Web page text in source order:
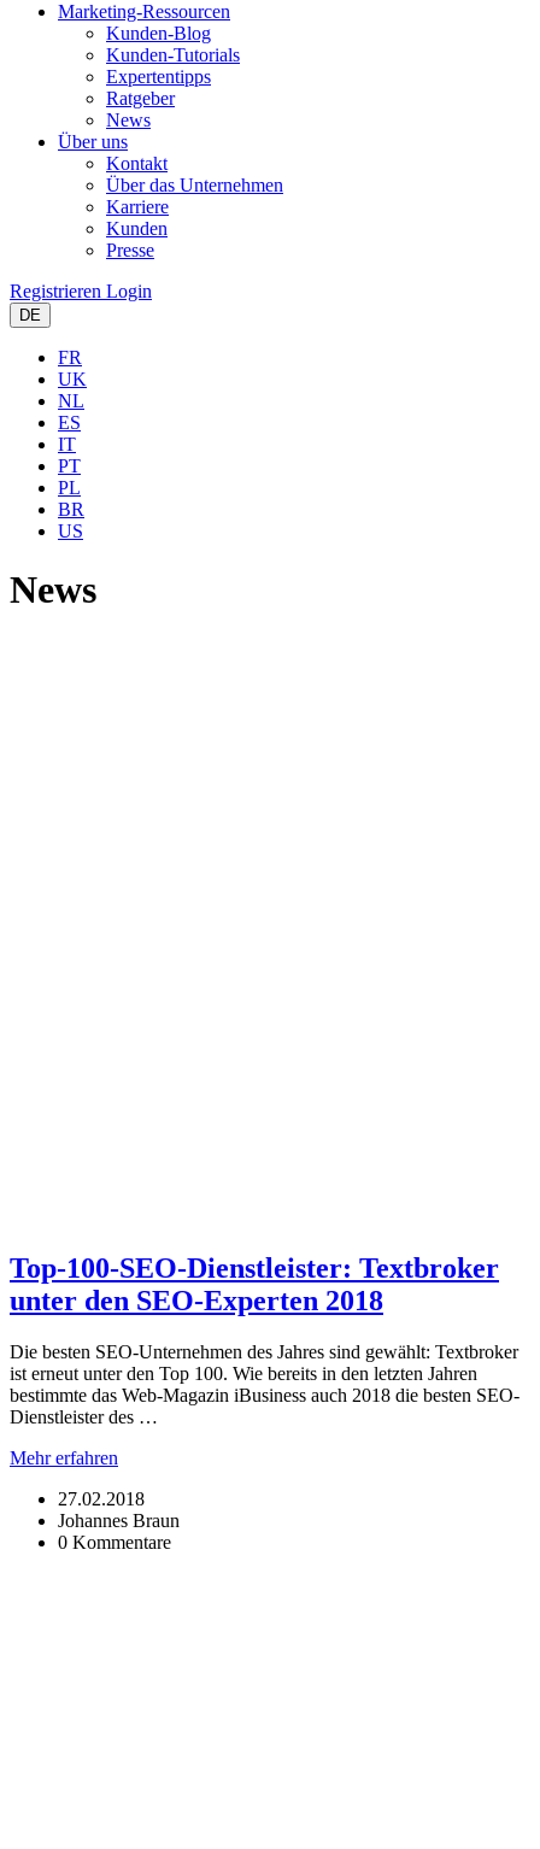
Marketing-Ressourcen
Kunden-Blog
Kunden-Tutorials
Expertentipps
Ratgeber
News
Über uns
Kontakt
Über das Unternehmen
Karriere
Kunden
Presse
Registrieren Login
DE
FR
UK
NL
ES
IT
PT
PL
BR
US
News
Top-100-SEO-Dienstleister: Textbroker
unter den SEO-Experten 2018
Die besten SEO-Unternehmen des Jahres sind gewählt: Textbroker
ist erneut unter den Top 100. Wie bereits in den letzten Jahren
bestimmte das Web-Magazin iBusiness auch 2018 die besten SEO-
Dienstleister des …
Mehr erfahren
27.02.2018
Johannes Braun
0 Kommentare